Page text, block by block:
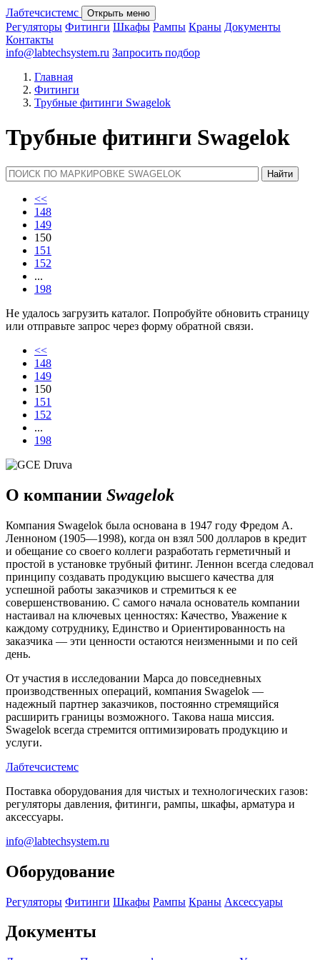
Лабтечсистемс Открыть меню
Регуляторы Фитинги Шкафы Рампы Краны Документы
Контакты
info@labtechsystem.ru Запросить подбор
Главная
Фитинги
Трубные фитинги Swagelok
Трубные фитинги Swagelok
Найти
<<
148
149
150
151
152
...
198
Не удалось загрузить каталог. Попробуйте обновить страницу
или отправьте запрос через форму обратной связи.
<<
148
149
150
151
152
...
198
О компании Swagelok
Компания Swagelok была основана в 1947 году Фредом А.
Ленноном (1905—1998), когда он взял 500 долларов в кредит
и обещание со своего коллеги разработать герметичный и
простой в установке трубный фитинг. Леннон всегда следовал
принципу создавать продукцию высшего качества для
успешной работы заказчиков и стремиться к ее
совершенствованию. С самого начала основатель компании
настаивал на ключевых ценностях: Качество, Уважение к
каждому сотруднику, Единство и Ориентированность на
заказчика — эти ценности остаются неизменными и по сей
день.
От участия в исследовании Марса до повседневных
производственных операций, компания Swagelok —
надежный партнер заказчиков, постоянно стремящийся
расширить границы возможного. Такова наша миссия.
Swagelok всегда стремится оптимизировать продукцию и
услуги.
Лабтечсистемс
Поставка оборудования для чистых и технологических газов:
регуляторы давления, фитинги, рампы, шкафы, арматура и
аксессуары.
info@labtechsystem.ru
Оборудование
Регуляторы Фитинги Шкафы Рампы Краны Аксессуары
Документы